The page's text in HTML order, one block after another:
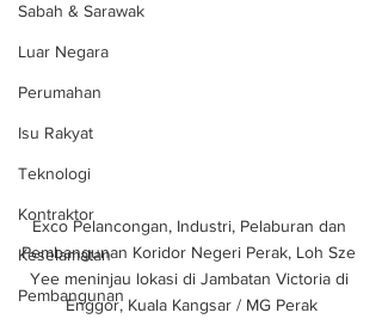
Sabah & Sarawak
Luar Negara
Perumahan
Isu Rakyat
Teknologi
Kontraktor
Keselamatan
Pembangunan
Exco Pelancongan, Industri, Pelaburan dan
Pembangunan Koridor Negeri Perak, Loh Sze
Yee meninjau lokasi di Jambatan Victoria di
Enggor, Kuala Kangsar / MG Perak